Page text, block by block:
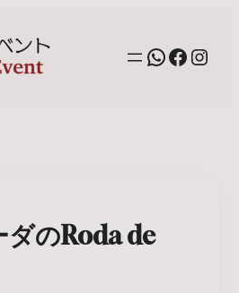
ダのRoda de